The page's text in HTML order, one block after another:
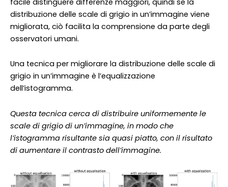
distribuzione delle scale di grigio in un’immagine viene
migliorata, ciò facilita la comprensione da parte degli
osservatori umani.
Una tecnica per migliorare la distribuzione delle scale di
grigio in un’immagine è l’equalizzazione
dell’istogramma.
Questa tecnica cerca di distribuire uniformemente le
scale di grigio di un’immagine, in modo che
l’istogramma risultante sia quasi piatto, con il risultato
di aumentare il contrasto dell’immagine.